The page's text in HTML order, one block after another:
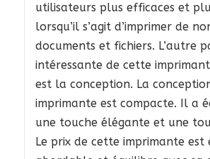
utilisateurs plus efficaces et
lorsqu’il s’agit d’imprimer de
documents et fichiers. L’autre
intéressante de cette
est la conception. La
imprimante est compacte. Il a
une touche élégante et une
Le prix de cette imprimante est